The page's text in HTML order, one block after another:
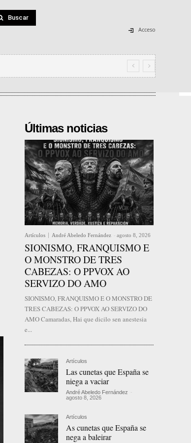
Buscar
Acceso
Últimas noticias
Artículos André Abeledo Fernández - agosto 8, 2026
SIONISMO, FRANQUISMO E
O MONSTRO DE TRES
CABEZAS: O PPVOX AO
SERVIZO DO AMO
SIONISMO, FRANQUISMO E O MONSTRO DE
TRES CABEZAS: O PPVOX AO SERVIZO DO
AMO Camaradas, Hai que dicilo sen anestesia
e...
Artículos
Las cunetas que España se
niega a vaciar
André Abeledo Fernández -
agosto 8, 2026
Artículos
As cunetas que España se
nega a baleirar